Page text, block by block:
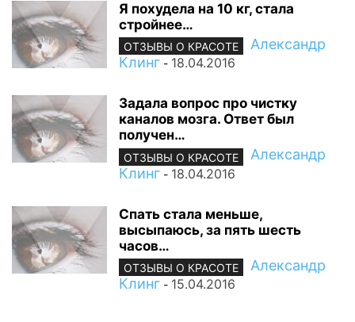
Я похудела на 10 кг, стала
стройнее…
ОТЗЫВЫ О КРАСОТЕ
Александр
Клинг - 18.04.2016
Задала вопрос про чистку
каналов мозга. Ответ был
получен…
ОТЗЫВЫ О КРАСОТЕ
Александр
Клинг - 18.04.2016
Спать стала меньше,
высыпаюсь, за пять шесть
часов…
ОТЗЫВЫ О КРАСОТЕ
Александр
Клинг - 15.04.2016